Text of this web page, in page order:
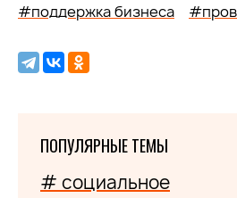
#поддержка бизнеса
ПОПУЛЯРНЫЕ ТЕМЫ
# социальное